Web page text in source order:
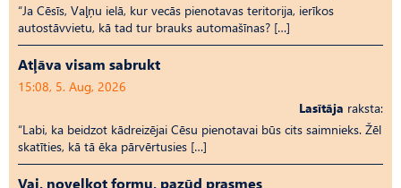
“Ja Cēsīs, Vaļņu ielā, kur vecās pienotavas teritorija, ierīkos
autostāvvietu, kā tad tur brauks automašīnas? […]
Atļāva visam sabrukt
15:08, 5. Aug, 2026
Lasītāja raksta:
“Labi, ka beidzot kādreizējai Cēsu pienotavai būs cits saimnieks. Žēl
skatīties, kā tā ēka pārvērtusies […]
Vai, novelkot formu, pazūd prasmes